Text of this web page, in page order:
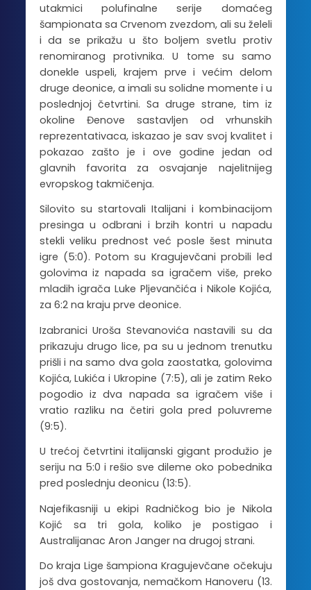
utakmici polufinalne serije domaćeg
šampionata sa Crvenom zvezdom, ali su želeli
i da se prikažu u što boljem svetlu protiv
renomiranog protivnika. U tome su samo
donekle uspeli, krajem prve i većim delom
druge deonice, a imali su solidne momente i u
poslednjoj četvrtini. Sa druge strane, tim iz
okoline Đenove sastavljen od vrhunskih
reprezentativaca, iskazao je sav svoj kvalitet i
pokazao zašto je i ove godine jedan od
glavnih favorita za osvajanje najelitnijeg
evropskog takmičenja.
Silovito su startovali Italijani i kombinacijom
presinga u odbrani i brzih kontri u napadu
stekli veliku prednost već posle šest minuta
igre (5:0). Potom su Kragujevčani probili led
golovima iz napada sa igračem više, preko
mladih igrača Luke Pljevančića i Nikole Kojića,
za 6:2 na kraju prve deonice.
Izabranici Uroša Stevanovića nastavili su da
prikazuju drugo lice, pa su u jednom trenutku
prišli i na samo dva gola zaostatka, golovima
Kojića, Lukića i Ukropine (7:5), ali je zatim Reko
pogodio iz dva napada sa igračem više i
vratio razliku na četiri gola pred poluvreme
(9:5).
U trećoj četvrtini italijanski gigant produžio je
seriju na 5:0 i rešio sve dileme oko pobednika
pred poslednju deonicu (13:5).
Najefikasniji u ekipi Radničkog bio je Nikola
Kojić sa tri gola, koliko je postigao i
Australijanac Aron Janger na drugoj strani.
Do kraja Lige šampiona Kragujevčane očekuju
još dva gostovanja, nemačkom Hanoveru (13.